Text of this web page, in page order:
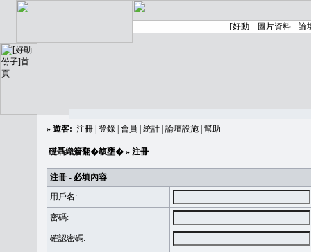
» 遊客: 注冊 登錄 會員 統計 論壇設施 幫助
礎聶織簷翻�䪖壅� » 注冊
注冊 - 必填內容
用戶名:
密碼:
確認密碼: